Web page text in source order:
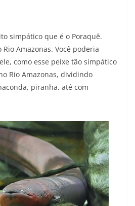
simpático que é o Poraquê.
Amazonas. Você poderia
como esse peixe tão simpático
Rio Amazonas, dividindo
piranha, até com